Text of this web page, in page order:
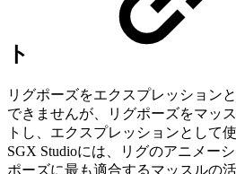
ト
リグポーズをエクスプレッション
できませんが、リグポーズをマッ
トし、エクスプレッションとして
SGX Studioには、リグのアニメー
ポーズに最も適合するマッスルの